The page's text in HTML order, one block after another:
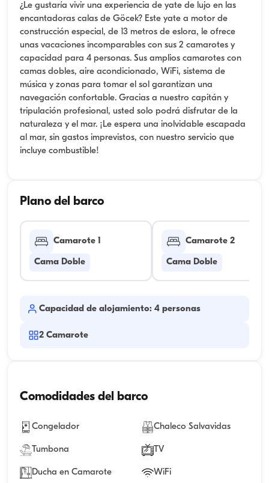
¿Le gustaría vivir una experiencia de yate de lujo en las
encantadoras calas de Göcek? Este yate a motor de
construcción especial, de 13 metros de eslora, le ofrece
unas vacaciones incomparables con sus 2 camarotes y
capacidad para 4 personas. Sus amplios camarotes con
camas dobles, aire acondicionado, WiFi, sistema de
música y zonas para tomar el sol garantizan una
navegación confortable. Gracias a nuestro capitán y
tripulación profesional, usted solo podrá disfrutar de la
naturaleza y el mar. ¡Le espera una inolvidable escapada
al mar, sin gastos imprevistos, con nuestro servicio que
incluye combustible!
Plano del barco
Camarote 1
Cama Doble
Camarote 2
Cama Doble
Capacidad de alojamiento: 4 personas
2 Camarote
Comodidades del barco
Congelador Chaleco Salvavidas
Tumbona TV
Ducha en Camarote WiFi